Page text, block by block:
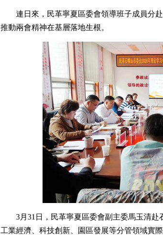
連日來，民革寧夏區委會領導班子成員分
推動兩會精神在基層落地生根。
3月31日，民革寧夏區委會副主委馬玉清
工業經濟、科技創新、園區發展等分管領域實